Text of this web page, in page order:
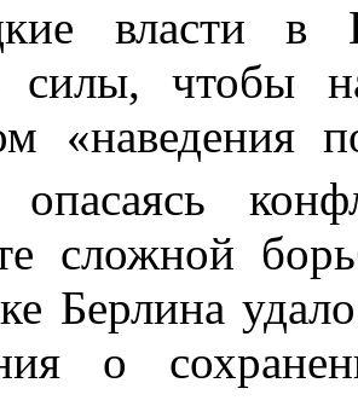
власти в
силы, чтобы
«наведения
опасаясь
слож­ной
Берлина
о